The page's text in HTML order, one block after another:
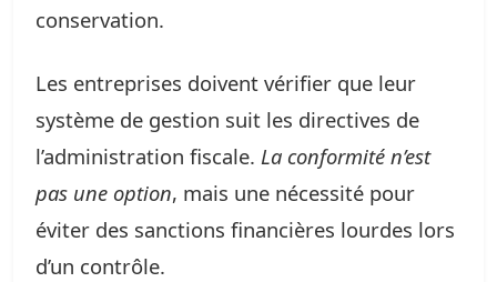
conservation.
Les entreprises doivent vérifier que leur
système de gestion suit les directives de
l’administration fiscale. La conformité n’est
pas une option, mais une nécessité pour
éviter des sanctions financières lourdes lors
d’un contrôle.